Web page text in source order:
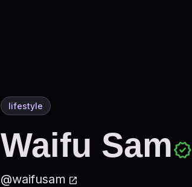
lifestyle
Waifu Samverified
@waifusam open_in_new